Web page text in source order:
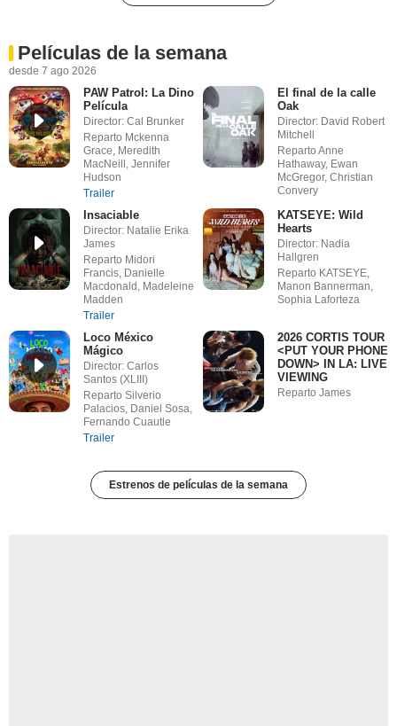
Películas de la semana
desde 7 ago 2026
PAW Patrol: La Dino
Película
Director: Cal Brunker
Reparto Mckenna
Grace, Meredith
MacNeill, Jennifer
Hudson
Trailer
El final de la calle
Oak
Director: David Robert
Mitchell
Reparto Anne
Hathaway, Ewan
McGregor, Christian
Convery
Insaciable
Director: Natalie Erika
James
Reparto Midori
Francis, Danielle
Macdonald, Madeleine
Madden
Trailer
KATSEYE: Wild
Hearts
Director: Nadia
Hallgren
Reparto KATSEYE,
Manon Bannerman,
Sophia Laforteza
Loco México
Mágico
Director: Carlos
Santos (XLIII)
Reparto Silverio
Palacios, Daniel Sosa,
Fernando Cuautle
Trailer
2026 CORTIS TOUR
<PUT YOUR PHONE
DOWN> IN LA: LIVE
VIEWING
Reparto James
Estrenos de películas de la semana